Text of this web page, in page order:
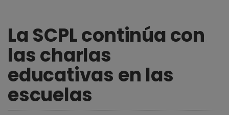
La SCPL continúa con
las charlas
educativas en las
escuelas